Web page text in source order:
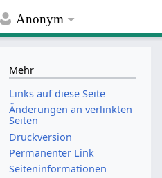
Anonym
Mehr
Links auf diese Seite
Änderungen an verlinkten
Seiten
Druckversion
Permanenter Link
Seiten­­informationen